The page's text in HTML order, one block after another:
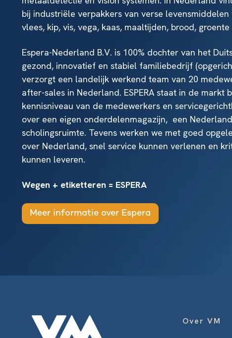
bij industriële verpakkers van verse
vlees, kip, vis, vega, kaas, maaltijden, brood,
Espera-Nederland B.V. is 100% dochter van het
gezond, innovatief en stabiel familiebedrijf
verzorgt een landelijk werkend team van 20
after-sales in Nederland. ESPERA staat in de
kennisniveau van de medewerkers en
over een eigen onderdelenmagazijn, een
scholingsruimte. Tevens werken we met goed
over Nederland, snel service kunnen verlenen en
kunnen leveren.
Wegen + etiketteren = ESPERA
Meer informatie over Espera
Over VM